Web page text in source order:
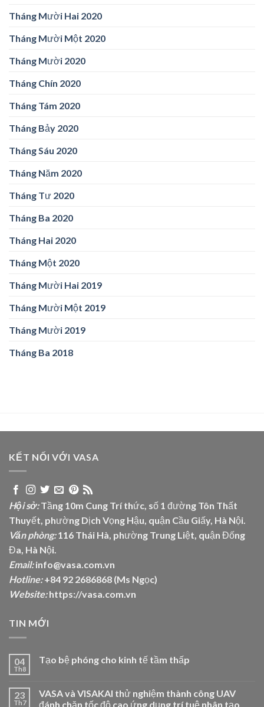
Tháng Mười Hai 2020
Tháng Mười Một 2020
Tháng Mười 2020
Tháng Chín 2020
Tháng Tám 2020
Tháng Bảy 2020
Tháng Sáu 2020
Tháng Năm 2020
Tháng Tư 2020
Tháng Ba 2020
Tháng Hai 2020
Tháng Một 2020
Tháng Mười Hai 2019
Tháng Mười Một 2019
Tháng Mười 2019
Tháng Ba 2018
KẾT NỐI VỚI VASA
Hội sở:Tầng 10m Cung Trí thức, số 1 đường Tôn Thất
Thuyết, phường Dịch Vọng Hậu, quận Cầu Giấy, Hà Nội.
Văn phòng:116 Thái Hà, phường Trung Liệt, quận Đống
Đa, Hà Nội.
Email:info@vasa.com.vn
Hotline:+84 92 2686868 (Ms Ngọc)
Website: https://vasa.com.vn
TIN MỚI
04
Th8
Tạo bệ phóng cho kinh tế tầm thấp
23
Th7
VASA và VISAKAI thử nghiệm thành công UAV
đánh chặn tốc độ cao ứng dụng trí tuệ nhân tạo